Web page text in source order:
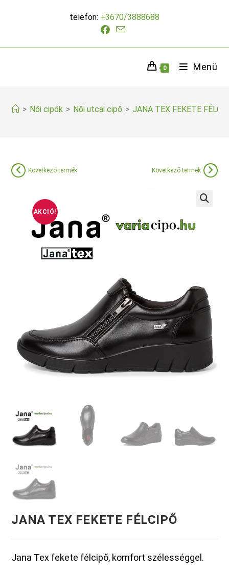
telefon: +3670/3888688
0 Menü
> Női cipők > Női utcai cipő > JANA TEX FEKETE
AKCIÓ!
Következő termék Következő termék
JANA TEX FEKETE FÉLCIPŐ
Jana Tex fekete félcipő, komfort szélességgel.